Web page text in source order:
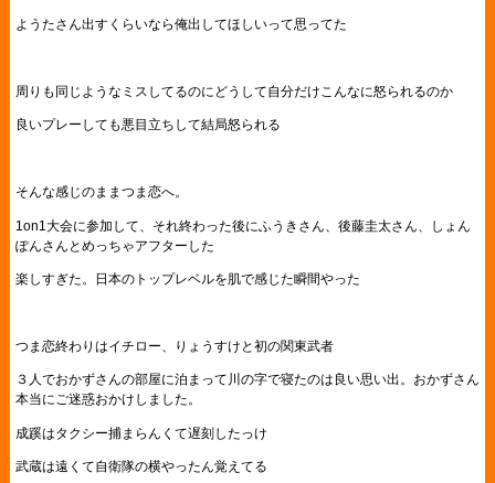
ようたさん出すくらいなら俺出してほしいって思ってた
周りも同じようなミスしてるのにどうして自分だけこんなに怒られるのか
良いプレーしても悪目立ちして結局怒られる
そんな感じのままつま恋へ。
1on1大会に参加して、それ終わった後にふうきさん、後藤圭太さん、しょん
ぽんさんとめっちゃアフターした
楽しすぎた。日本のトップレベルを肌で感じた瞬間やった
つま恋終わりはイチロー、りょうすけと初の関東武者
３人でおかずさんの部屋に泊まって川の字で寝たのは良い思い出。おかずさん
本当にご迷惑おかけしました。
成蹊はタクシー捕まらんくて遅刻したっけ
武蔵は遠くて自衛隊の横やったん覚えてる